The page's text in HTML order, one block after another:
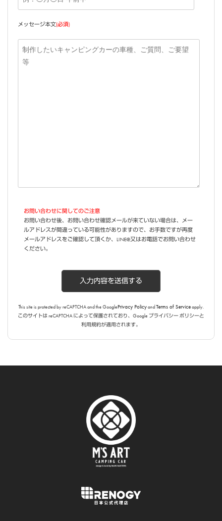
メッセージ本文(必須)
お問い合わせに関してのご注意
お問い合わせ後、お問い合わせ確認メールが来ていない場合は、メー
ルアドレスが間違っている可能性がありますので、お手数ですが再度
メールアドレスをご確認して頂くか、LINE@又はお電話でお問い合わせ
ください。
This site is protected by reCAPTCHA and the GooglePrivacy PolicyandTerms of Serviceapply.
このサイトは reCAPTCHA によって保護されており、Google プライバシー ポリシーと
利用規約が適用されます。